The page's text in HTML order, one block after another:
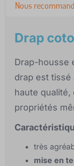
Nous
Drap
Drap-housse
drap est tissé
haute
propriétés
très
mise en